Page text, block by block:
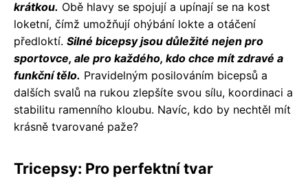
krátkou. Obě hlavy se spojují a upínají se na kost
loketní, čímž umožňují ohýbání lokte a otáčení
předloktí. Silné bicepsy jsou důležité nejen pro
sportovce, ale pro každého, kdo chce mít zdravé a
funkční tělo. Pravidelným posilováním bicepsů a
dalších svalů na rukou zlepšíte svou sílu, koordinaci a
stabilitu ramenního kloubu. Navíc, kdo by nechtěl mít
krásně tvarované paže?
Tricepsy: Pro perfektní tvar